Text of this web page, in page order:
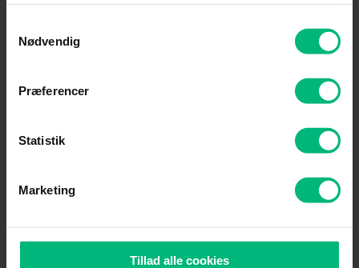
Nødvendig
Præferencer
Statistik
Marketing
Tillad alle cookies
danskernes nye madfavorit.